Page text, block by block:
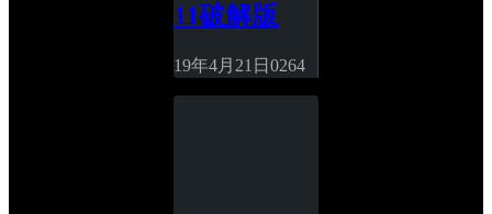
11破解版
19年4月21日 0264